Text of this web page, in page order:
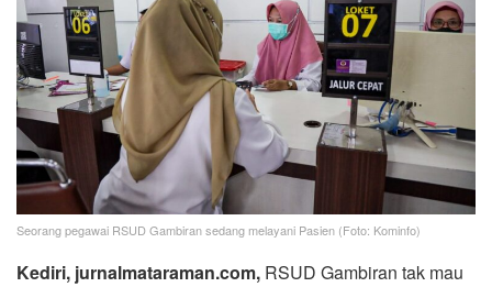
Seorang pegawai RSUD Gambiran sedang melayani Pasien (Foto: Kominfo)
Kediri, jurnalmataraman.com, RSUD Gambiran tak mau